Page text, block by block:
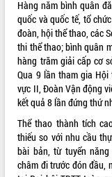
Kết nối tour, đẩy mạnh
để phát triển du lịch Đắk Lắk
Khởi động Dự án Đầu tư
tầng kỹ thuật Cụm công
Tiến
Gặp mặt các cơ quan báo
niệm 101 năm Ngày Báo
mạng Việt Nam
Đắk Lắk sơ kết 4 năm triển
hiện Đề án 06 của Chính phủ
Họp báo thông tin về Hội
Quy hoạch và Xúc tiến đầu
Hàng năm bình quân
quốc và quốc tế, tổ
đoàn, hội thể thao, các
thi thể thao; bình quân
hàng trăm giải cấp cơ
Qua 9 lần tham gia
vực II, Đoàn Vận động
kết quả 8 lần đứng thứ
Thể thao thành tích
thiếu so với nhu cầu
bài bản, từ tuyển
châm đi trước đón đầu,